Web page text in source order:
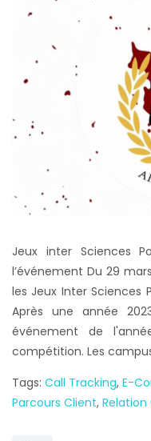
Jeux inter Sciences
l’événement Du 29
les Jeux Inter Sciences
Après une année
événement de
compétition. Les
Tags: Call Tracking, E-
Parcours Client,